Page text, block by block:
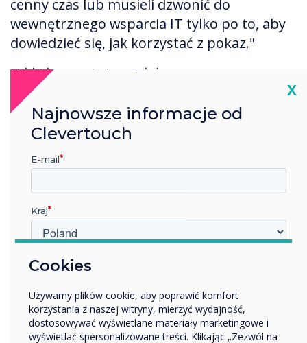
cenny czas lub musieli dzwonić do
wewnętrznego wsparcia IT tylko po to, aby
dowiedzieć się, jak korzystać z pokaz."
Nikki komentuje: „Od dawna
współpracujemy z AV One i ufamy ich
wskazówkom. Przedstawili nam Pro z
Clevertouch, który wybraliśmy ze względu
na korzystną cenę, oferował elastyczność
pod względem wymaganej wysokości i kąta.
i miał doskonałe możliwości dotykowe ”.
Wyniki
Nikki komentuje: „Wyświetlacze Clevertouch
okazały się najbardziej wytrzymałym i
niezawodnym elementem zestawu w
środku. Instalacja przebiegła
Cookies
Używamy plików cookie, aby poprawić komfort
korzystania z naszej witryny, mierzyć wydajność,
dostosowywać wyświetlane materiały marketingowe i
wyświetlać spersonalizowane treści. Klikając „Zezwól na
X
Najnowsze informacje od
Clevertouch
E-mail
Kraj
W jakiej branży pracujesz?
Przedsiębiorstwo
Inne
Nazwa firmy